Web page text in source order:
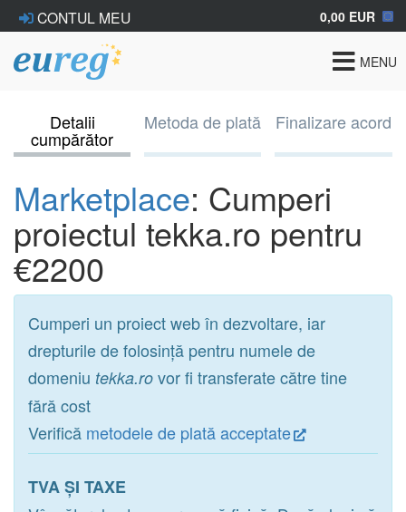
CONTUL MEU 0,00 EUR
Toggle
MENU
Detalii
cumpărător
Metoda de plată Finalizare acord
Marketplace: Cumperi
proiectul tekka.ro pentru
€2200
Cumperi un proiect web în dezvoltare, iar
drepturile de folosință pentru numele de
domeniu tekka.ro vor fi transferate către tine
fără cost
Verifică metodele de plată acceptate
TVA ȘI TAXE